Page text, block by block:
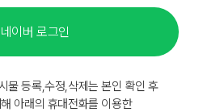
네이버 로그인
물 등록,수정,삭제는 본인 확인 후
아래의 휴대전화를 이용한